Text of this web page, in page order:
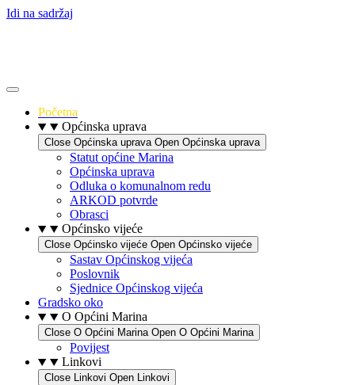
Idi na sadržaj
Početna
Općinska uprava
Close Općinska uprava Open Općinska uprava
Statut općine Marina
Općinska uprava
Odluka o komunalnom redu
ARKOD potvrde
Obrasci
Općinsko vijeće
Close Općinsko vijeće Open Općinsko vijeće
Sastav Općinskog vijeća
Poslovnik
Sjednice Općinskog vijeća
Gradsko oko
O Općini Marina
Close O Općini Marina Open O Općini Marina
Povijest
Linkovi
Close Linkovi Open Linkovi